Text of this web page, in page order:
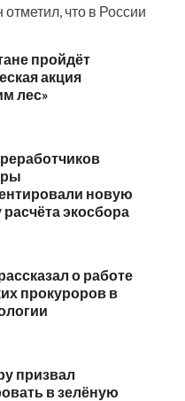
что в России
пройдёт
акция
лес»
новую
экосбора
о работе
прокуроров в
призвал
в зелёную